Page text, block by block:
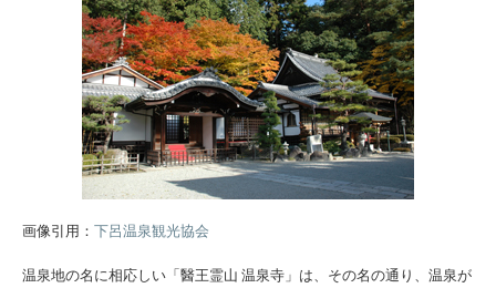
画像引用： 下呂温泉観光協会
温泉地の名に相応しい「醫王霊山 温泉寺」は、その名の通り、温泉が